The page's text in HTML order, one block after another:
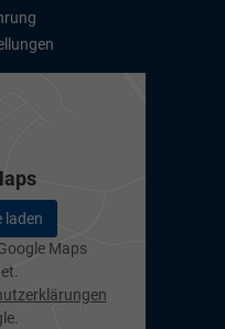
laden
Maps